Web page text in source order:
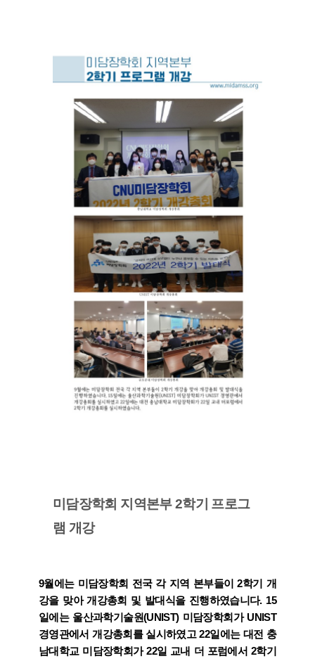
미담장학회 지역본부 2학기 프로그
램 개강
9월에는 미담장학회 전국 각 지역 본부들이 2학기 개
강을 맞아 개강총회 및 발대식을 진행하였습니다. 15
일에는 울산과학기술원(UNIST) 미담장학회가 UNIST
경영관에서 개강총회를 실시하였고 22일에는 대전 충
남대학교 미담장학회가 22일 교내 더 포럼에서 2학기